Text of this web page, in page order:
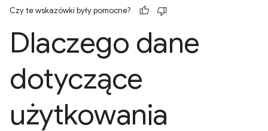
Czy te wskazówki były pomocne?
Dlaczego dane
dotyczące
użytkowania